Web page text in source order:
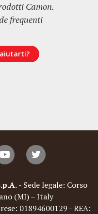
Camon.
frequenti
aiutarti?
- Sede legale: Corso
(MI) – Italy
01894600129 - REA: